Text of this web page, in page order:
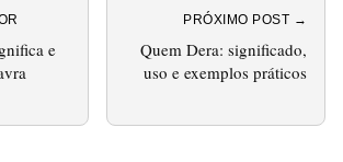
e
PRÓXIMO POST →
Quem Dera: significado,
uso e exemplos práticos